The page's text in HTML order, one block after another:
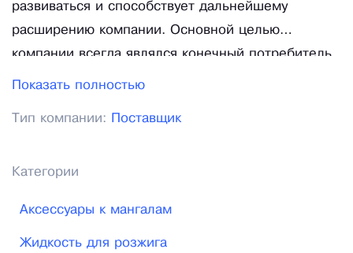
развиваться и способствует дальнейшему
расширению компании. Основной целью
компании всегда являлся конечный потребитель.
Мы рады предложить всем нашим клиентам
возможностью приобретения в нем всего
нового интернет магазина основан на системе
Регистрация на сайте упрощенная и необходима
для взаимного удобства работы. Поступающий
Показать полностью
Тип компании: Поставщик
Категории
Аксессуары к мангалам
Жидкость для розжига